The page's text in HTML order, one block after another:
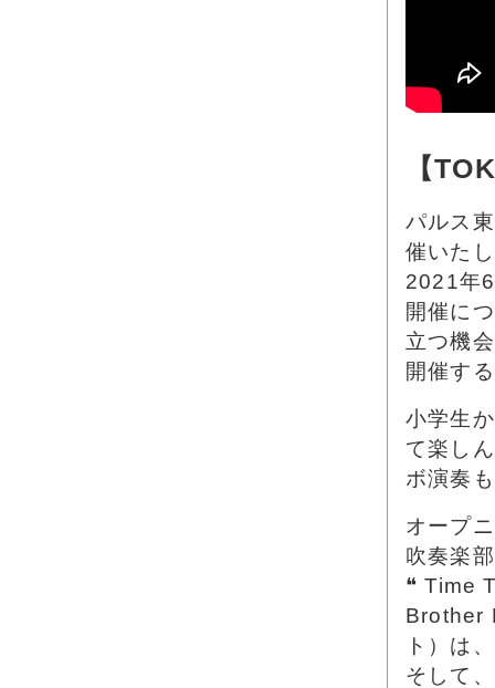
【
パルス
催いた
2021年
開催に
立つ機
開催す
小学生
て楽し
ボ演奏
オープ
吹奏楽
❝ Time
Brother
ト）は
そして